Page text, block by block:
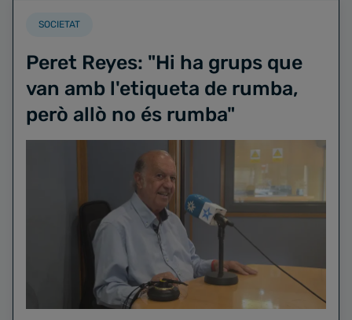
SOCIETAT
Peret Reyes: "Hi ha grups que
van amb l'etiqueta de rumba,
però allò no és rumba"